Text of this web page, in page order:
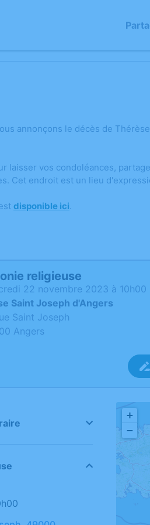
annonçons le décès de
laisser vos condoléances,
Cet endroit est un lieu
disponible ici.
religieuse
22 novembre 2023 à 10h00
Saint Joseph d'Angers
Saint Joseph
Angers
+
−